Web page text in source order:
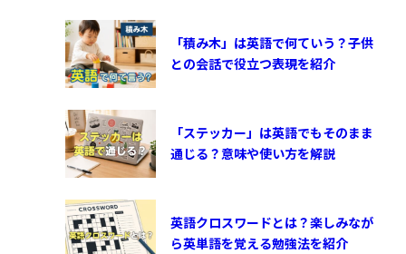
「積み木」は英語で何ていう？子供
との会話で役立つ表現を紹介
「ステッカー」は英語でもそのまま
通じる？意味や使い方を解説
英語クロスワードとは？楽しみなが
ら英単語を覚える勉強法を紹介